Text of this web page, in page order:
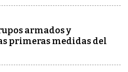
armados y
primeras medidas del